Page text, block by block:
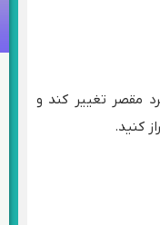
مقصر تغییر کند و
کنید.